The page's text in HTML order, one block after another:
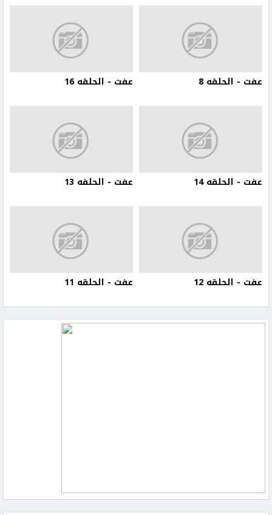
عفت - الحلقه 8 عفت - الحلقه 16
عفت - الحلقه 14 عفت - الحلفه 13
عفت - الحلقه 12 عفت - الحلقه 11